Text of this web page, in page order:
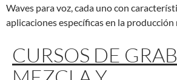
Waves para voz, cada uno con
aplicaciones específicas en la producción
CURSOS DE